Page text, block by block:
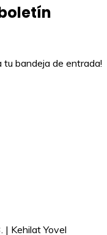
tu bandeja de entrada!
| Kehilat Yovel